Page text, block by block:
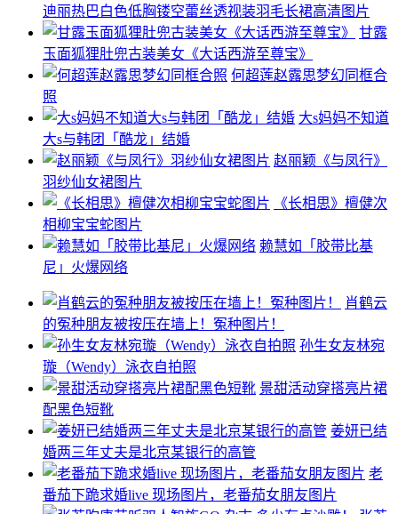
迪丽热巴白色低胸镂空蕾丝透视装羽毛长裙高清图片
甘露
玉面狐狸肚兜古装美女《大话西游至尊宝》
何超莲赵露思梦幻同框合
照
大s妈妈不知道
大s与韩团「酷龙」结婚
赵丽颖《与凤行》
羽纱仙女裙图片
《长相思》檀健次
相柳宝宝蛇图片
赖慧如「胶带比基
尼」火爆网络
肖鹤云
的冤种朋友被按压在墙上！冤种图片！
孙生女友林宛
璇（Wendy）泳衣自拍照
景甜活动穿搭亮片裙
配黑色短靴
姜妍已结
婚两三年丈夫是北京某银行的高管
老
番茄下跪求婚live 现场图片，老番茄女朋友图片